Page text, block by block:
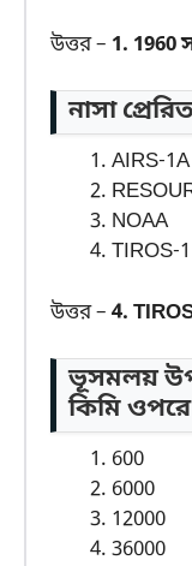
উত্তর – 1. 1960
নাসা
AIRS-1A
NOAA
TIROS-1
উত্তর – 4.
ভূসমলয়
কিমি
600
6000
12000
36000